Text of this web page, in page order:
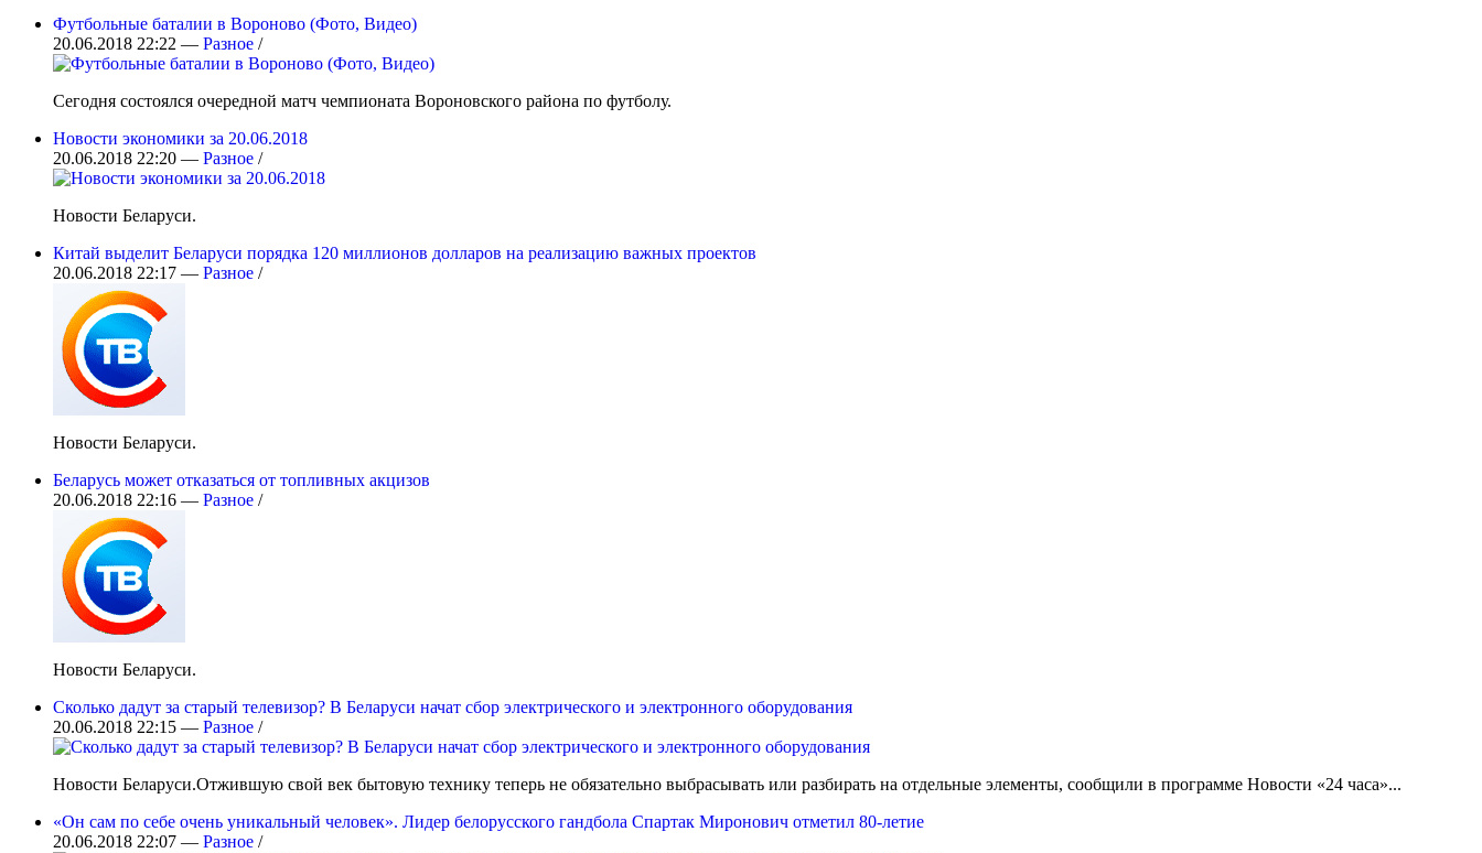
Футбольные баталии в Вороново (Фото, Видео)
20.06.2018 22:22 — Разное /
Сегодня состоялся очередной матч чемпионата Вороновского района по футболу.
Новости экономики за 20.06.2018
20.06.2018 22:20 — Разное /
Новости Беларуси.
Китай выделит Беларуси порядка 120 миллионов долларов на реализацию важных проектов
20.06.2018 22:17 — Разное /
Новости Беларуси.
Беларусь может отказаться от топливных акцизов
20.06.2018 22:16 — Разное /
Новости Беларуси.
Сколько дадут за старый телевизор? В Беларуси начат сбор электрического и электронного оборудования
20.06.2018 22:15 — Разное /
Новости Беларуси.Отжившую свой век бытовую технику теперь не обязательно выбрасывать или разбирать на отдельные элементы, сообщили в программе Новости «24 часа»...
«Он сам по себе очень уникальный человек». Лидер белорусского гандбола Спартак Миронович отметил 80-летие
20.06.2018 22:07 — Разное /